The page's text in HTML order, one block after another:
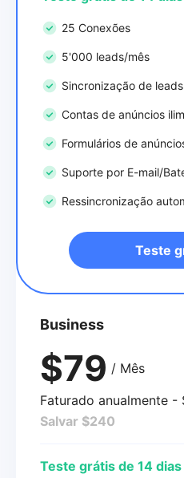
25 Conexões
5'000 leads/mês
Sincronização de
Contas de anúncios
Formulários de
Suporte por E-mail/
Ressincronização
Teste
Business
$79 / Mês
Faturado anualmente -
Salvar $240
Teste grátis de 14 dias